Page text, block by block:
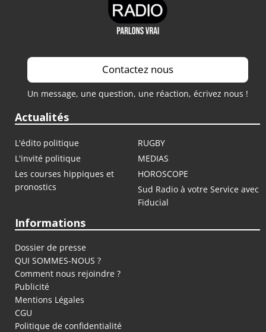
Contactez nous
Un message, une question, une réaction, écrivez nous !
Actualités
L'édito politique
RUGBY
L'invité politique
MEDIAS
Les courses hippiques et
pronostics
HOROSCOPE
Sud Radio à votre Service avec
Fiducial
Informations
Dossier de presse
QUI SOMMES-NOUS ?
Comment nous rejoindre ?
Publicité
Mentions Légales
CGU
Politique de confidentialité